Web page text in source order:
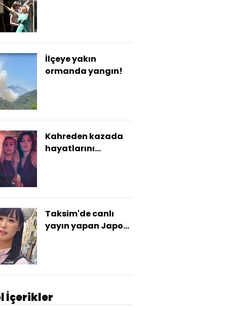
İçerikler
İlçeye yakın
ormanda yangın!
Kahreden kazada
hayatlarını
Taksim'de canlı
yayın yapan Japon